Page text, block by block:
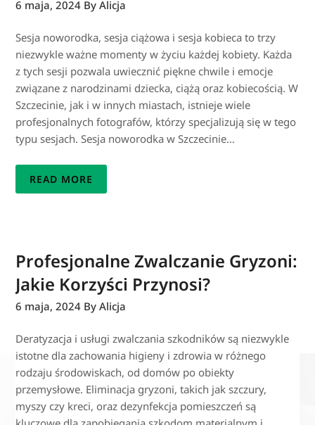
6 maja, 2024 By Alicja
Sesja noworodka, sesja ciążowa i sesja kobieca to trzy
niezwykle ważne momenty w życiu każdej kobiety. Każda
z tych sesji pozwala uwiecznić piękne chwile i emocje
związane z narodzinami dziecka, ciążą oraz kobiecością. W
Szczecinie, jak i w innych miastach, istnieje wiele
profesjonalnych fotografów, którzy specjalizują się w tego
typu sesjach. Sesja noworodka w Szczecinie…
READ MORE
Profesjonalne Zwalczanie Gryzoni:
Jakie Korzyści Przynosi?
6 maja, 2024 By Alicja
Deratyzacja i usługi zwalczania szkodników są niezwykle
istotne dla zachowania higieny i zdrowia w różnego
rodzaju środowiskach, od domów po obiekty
przemysłowe. Eliminacja gryzoni, takich jak szczury,
myszy czy kreci, oraz dezynfekcja pomieszczeń są